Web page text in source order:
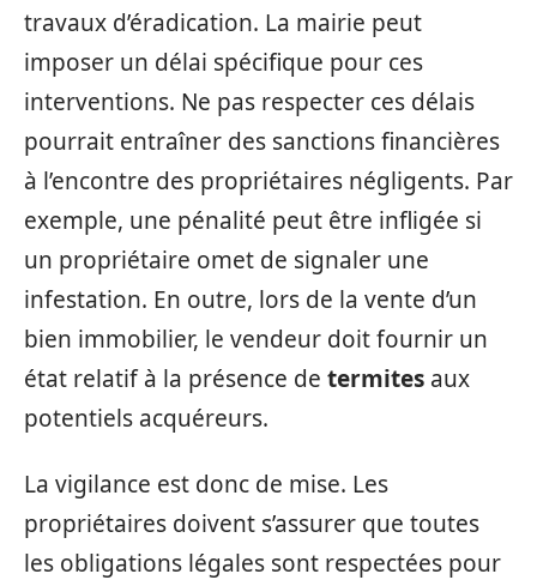
travaux d’éradication. La mairie peut
imposer un délai spécifique pour ces
interventions. Ne pas respecter ces délais
pourrait entraîner des sanctions financières
à l’encontre des propriétaires négligents. Par
exemple, une pénalité peut être infligée si
un propriétaire omet de signaler une
infestation. En outre, lors de la vente d’un
bien immobilier, le vendeur doit fournir un
état relatif à la présence de termites aux
potentiels acquéreurs.
La vigilance est donc de mise. Les
propriétaires doivent s’assurer que toutes
les obligations légales sont respectées pour